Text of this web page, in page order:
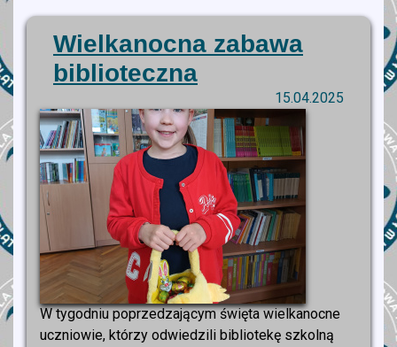
Wielkanocna zabawa
biblioteczna
15.04.2025
W tygodniu poprzedzającym święta wielkanocne
uczniowie, którzy odwiedzili bibliotekę szkolną